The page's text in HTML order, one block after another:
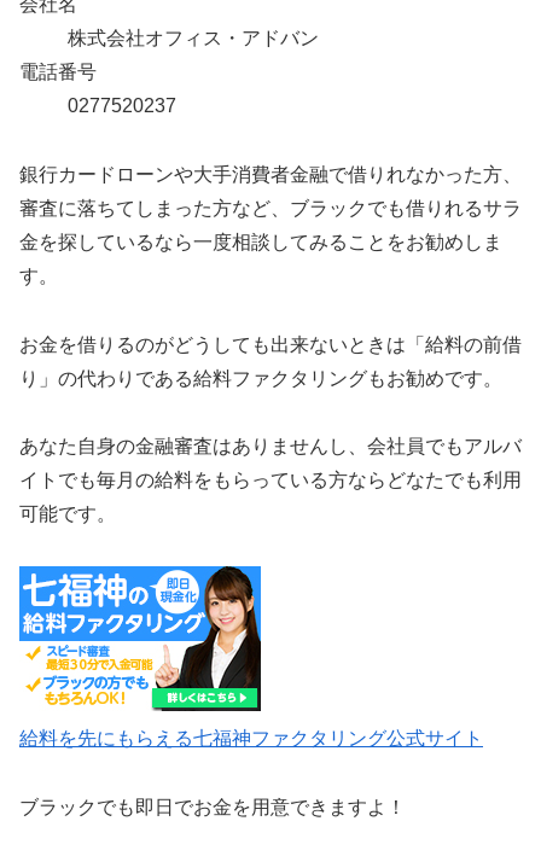
会社名
株式会社オフィス・アドバン
電話番号
0277520237
銀行カードローンや大手消費者金融で借りれなかった方、
審査に落ちてしまった方など、ブラックでも借りれるサラ
金を探しているなら一度相談してみることをお勧めしま
す。
お金を借りるのがどうしても出来ないときは「給料の前借
り」の代わりである給料ファクタリングもお勧めです。
あなた自身の金融審査はありませんし、会社員でもアルバ
イトでも毎月の給料をもらっている方ならどなたでも利用
可能です。
給料を先にもらえる七福神ファクタリング公式サイト
ブラックでも即日でお金を用意できますよ！